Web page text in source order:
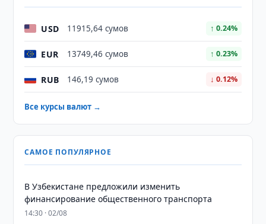
USD 11915,64 сумов ↑ 0.24%
EUR 13749,46 сумов ↑ 0.23%
RUB 146,19 сумов ↓ 0.12%
Все курсы валют →
САМОЕ ПОПУЛЯРНОЕ
В Узбекистане предложили изменить
финансирование общественного транспорта
14:30 · 02/08